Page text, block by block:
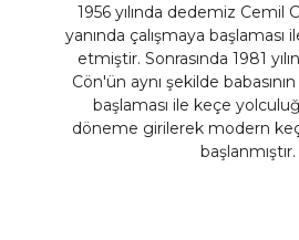
1956 yılında dedemiz Cemil
yanında çalışmaya
etmiştir. Sonrasında 1981
Cön'ün aynı şekilde babasının
başlaması ile keçe
döneme girilerek modern
başlanmıştır.